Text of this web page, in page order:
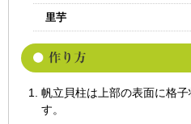
里芋
帆立貝柱は上部の表面に格
す。